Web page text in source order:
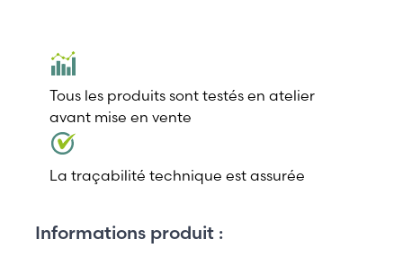
Tous les produits sont testés en atelier
avant mise en vente
La traçabilité technique est assurée
Informations produit :